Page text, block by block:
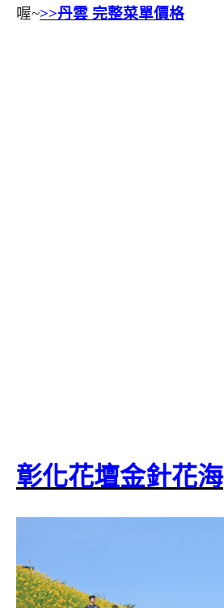
喔~>>丹雲 完整菜單價格
彰化花壇金針花海